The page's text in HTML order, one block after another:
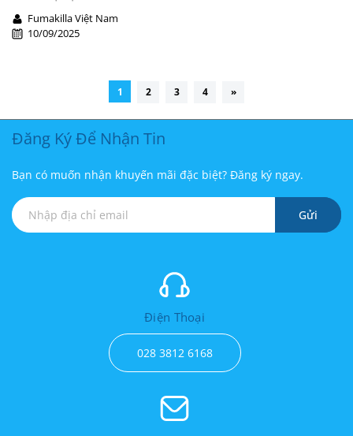
Fumakilla Việt Nam
10/09/2025
1 2 3 4 »
Đăng Ký Để Nhận Tin
Bạn có muốn nhận khuyến mãi đặc biệt? Đăng ký ngay.
Gửi
Điện Thoại
028 3812 6168